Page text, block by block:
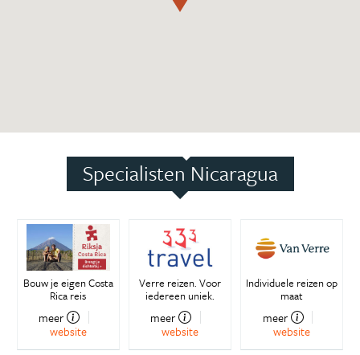
Specialisten Nicaragua
Bouw je eigen Costa
Rica reis
meer
website
Verre reizen. Voor
iedereen uniek.
meer
website
Individuele reizen op
maat
meer
website